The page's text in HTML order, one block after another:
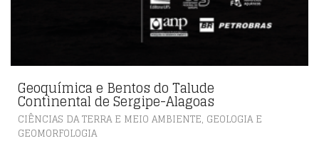
Geoquímica e Bentos do Talude
Continental de Sergipe-Alagoas
CIÊNCIAS DA TERRA E MEIO AMBIENTE, GEOLOGIA E
GEOMORFOLOGIA